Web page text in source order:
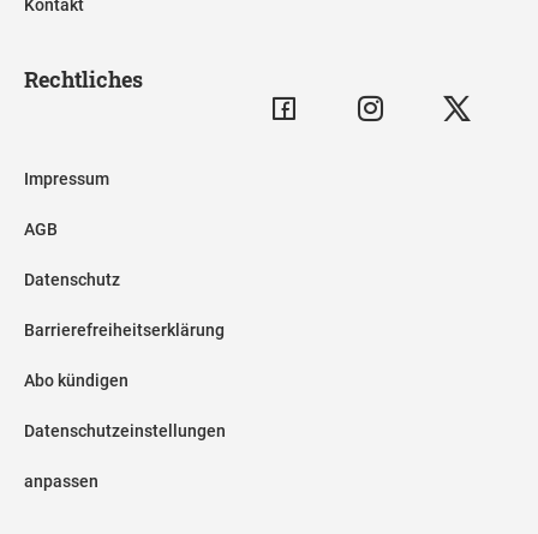
Kontakt
Rechtliches
Impressum
AGB
Datenschutz
Barrierefreiheitserklärung
Abo kündigen
Datenschutzeinstellungen
anpassen